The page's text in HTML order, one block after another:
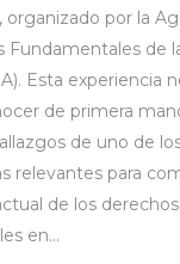
organizado por la
Fundamentales de
Esta experiencia
de primera
de uno de
relevantes para
de los derechos
en...